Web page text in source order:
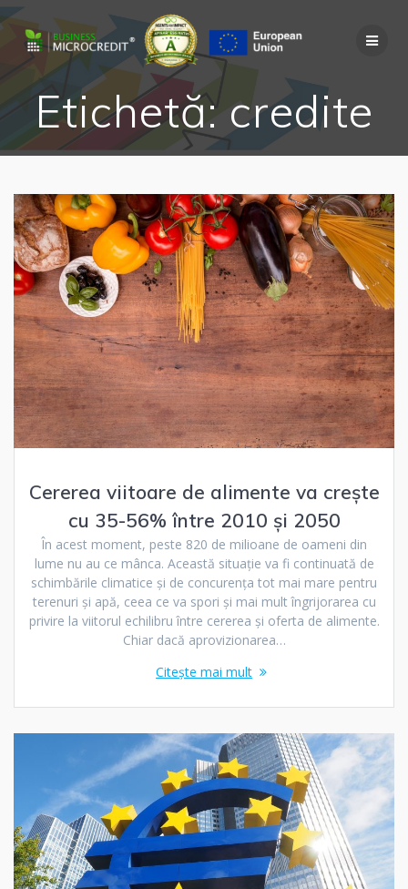
to
content
Etichetă:credite
Cererea viitoare de alimente va crește
cu 35-56% între 2010 și 2050
În acest moment, peste 820 de milioane de oameni din
lume nu au ce mânca. Această situație va fi continuată de
schimbările climatice și de concurența tot mai mare pentru
terenuri și apă, ceea ce va spori și mai mult îngrijorarea cu
privire la viitorul echilibru între cererea și oferta de alimente.
Chiar dacă aprovizionarea…
Citește mai mult